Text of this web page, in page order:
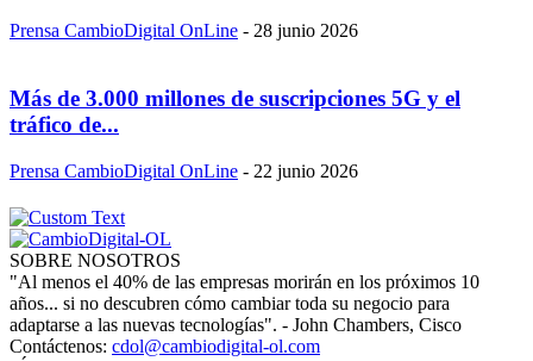
Prensa CambioDigital OnLine - 28 junio 2026
Más de 3.000 millones de suscripciones 5G y el
tráfico de...
Prensa CambioDigital OnLine - 22 junio 2026
SOBRE NOSOTROS
"Al menos el 40% de las empresas morirán en los próximos 10
años... si no descubren cómo cambiar toda su negocio para
adaptarse a las nuevas tecnologías". - John Chambers, Cisco
Contáctenos: cdol@cambiodigital-ol.com